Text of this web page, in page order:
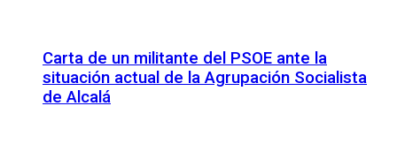
Carta de un militante del PSOE ante la
situación actual de la Agrupación Socialista
de Alcalá